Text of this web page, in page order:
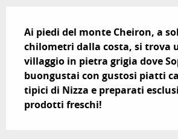
Ai piedi del monte Cheiron, a
chilometri dalla costa, si trova
villaggio in pietra grigia dove
buongustai con gustosi piatti
tipici di Nizza e preparati
prodotti freschi!